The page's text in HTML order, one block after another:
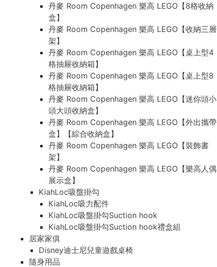
丹麥 Room Copenhagen 樂高 LEGO【8格收納
盒】
丹麥 Room Copenhagen 樂高 LEGO【收納三層
架】
丹麥 Room Copenhagen 樂高 LEGO【桌上型4
格抽屜收納箱】
丹麥 Room Copenhagen 樂高 LEGO【桌上型8
格抽屜收納箱】
丹麥 Room Copenhagen 樂高 LEGO【迷你頭小
頭大頭收納盒】
丹麥 Room Copenhagen 樂高 LEGO【外出攜帶
盒】【綜合收納盒】
丹麥 Room Copenhagen 樂高 LEGO【裝飾書
架】
丹麥 Room Copenhagen 樂高 LEGO【樂高人偶
展示盒】
KiahLoc吸盤掛勾
KiahLoc吸力配件
KiahLoc吸盤掛勾Suction hook
KiahLoc吸盤掛勾Suction hook禮盒組
居家家俱
Disney迪士尼兒童遊戲桌椅
隨身用品